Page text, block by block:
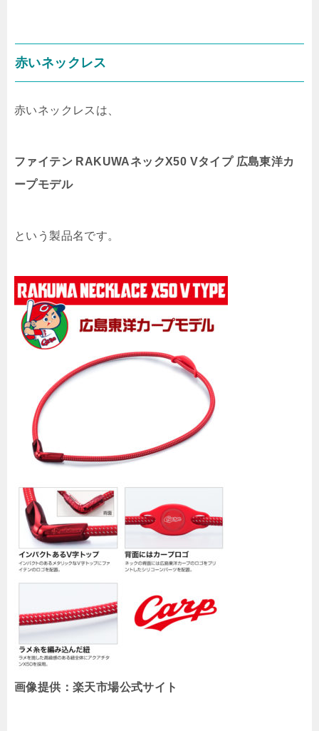
赤いネックレス
赤いネックレスは、
ファイテン RAKUWAネックX50 Vタイプ 広島東洋カ
ープモデル
という製品名です。
画像提供：楽天市場公式サイト